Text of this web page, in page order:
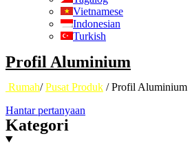
Vietnamese
Indonesian
Turkish
Profil Aluminium
Rumah/Pusat Produk / Profil Aluminium
Hantar pertanyaan
Kategori